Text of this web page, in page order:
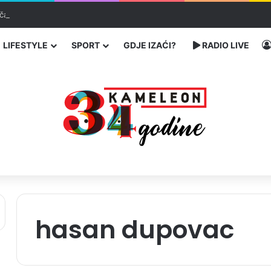
migranata preko BiH i Balkana
LIFESTYLE SPORT GDJE IZAĆI? RADIO LIVE
hasan dupovac